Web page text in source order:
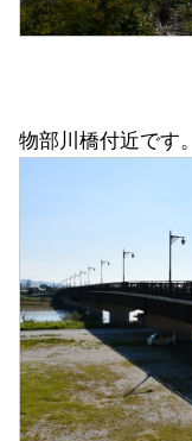
物部川橋付近です。